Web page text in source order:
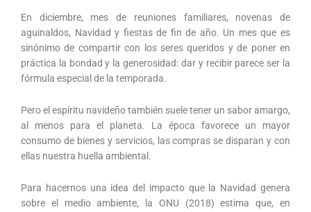
En diciembre, mes de reuniones familiares, novenas de
aguinaldos, Navidad y fiestas de fin de año. Un mes que es
sinónimo de compartir con los seres queridos y de poner en
práctica la bondad y la generosidad: dar y recibir parece ser la
fórmula especial de la temporada.
Pero el espíritu navideño también suele tener un sabor amargo,
al menos para el planeta. La época favorece un mayor
consumo de bienes y servicios, las compras se disparan y con
ellas nuestra huella ambiental.
Para hacernos una idea del impacto que la Navidad genera
sobre el medio ambiente, la ONU (2018) estima que, en